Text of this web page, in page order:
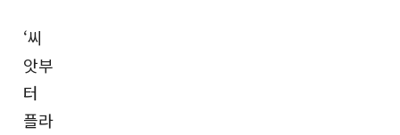
‘씨
앗부
터
플라